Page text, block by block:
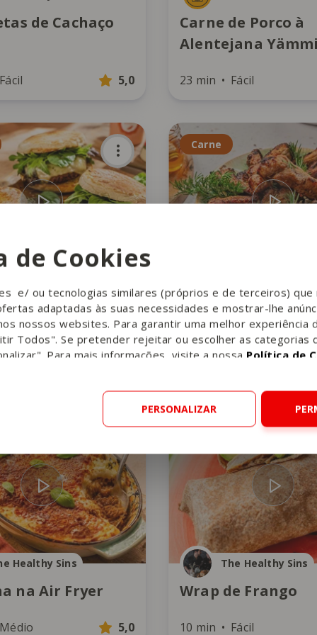
de Cookies
e/ ou tecnologias similares (próprios e de terceiros) que
adaptadas às suas necessidades e mostrar-lhe
nossos websites. Para garantir uma melhor experiência
Todos". Se pretender rejeitar ou escolher as categorias
Para mais informações, visite a nossa Política de
PERSONALIZAR
de Cachaço
Fácil 5,0
Carne de Porco à
Alentejana Yämmi
23 min Fácil
no bolo do
Carne
Costelinhas na Air
Healthy Sins
na Air Fryer
Médio 5,0
Carne
The Healthy Sins
Wrap de Frango
10 min Fácil